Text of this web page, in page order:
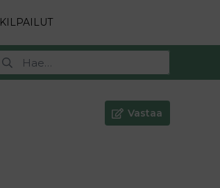
KILPAILUT
Vastaa